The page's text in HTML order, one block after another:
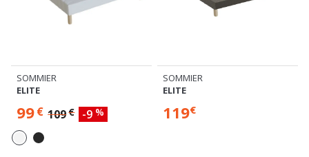
SOMMIER
ELITE
99€ 109€ -9 %
SOMMIER
ELITE
119€